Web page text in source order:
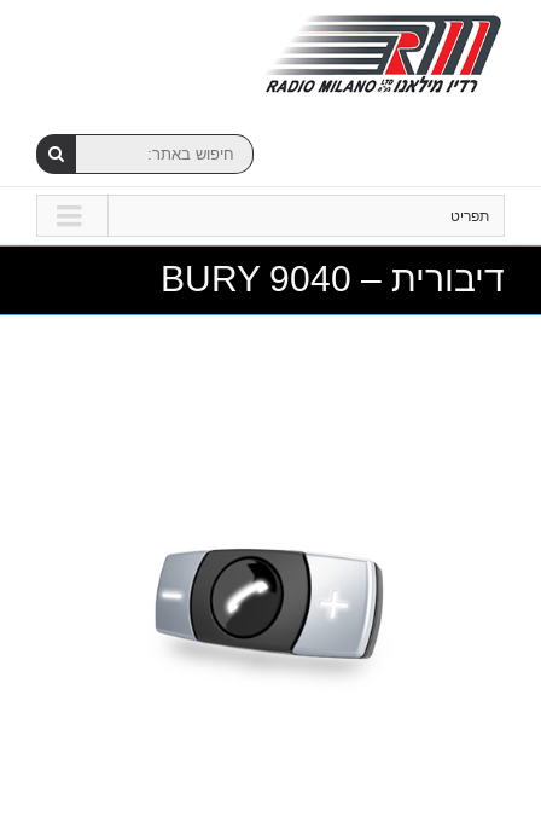
תפריט
דיבורית – BURY 9040